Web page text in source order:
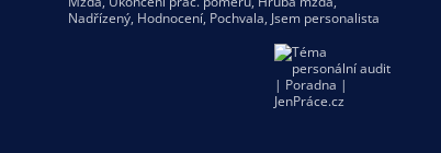
Nadřízený, Hodnocení, Pochvala, Jsem personalista